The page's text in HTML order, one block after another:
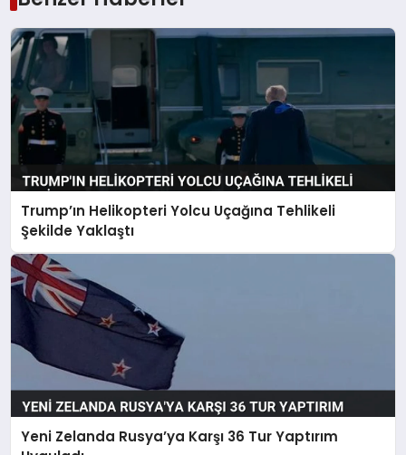
Trump’ın Helikopteri Yolcu Uçağına Tehlikeli
Şekilde Yaklaştı
Yeni Zelanda Rusya’ya Karşı 36 Tur Yaptırım